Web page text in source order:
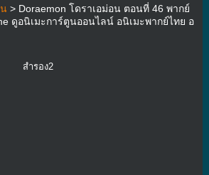
> Doraemon โดราเอม่อน ตอนที่ 46 พากย์
ดูอนิเมะการ์ตูนออนไลน์ อนิเมะพากย์ไทย อ
สำรอง2